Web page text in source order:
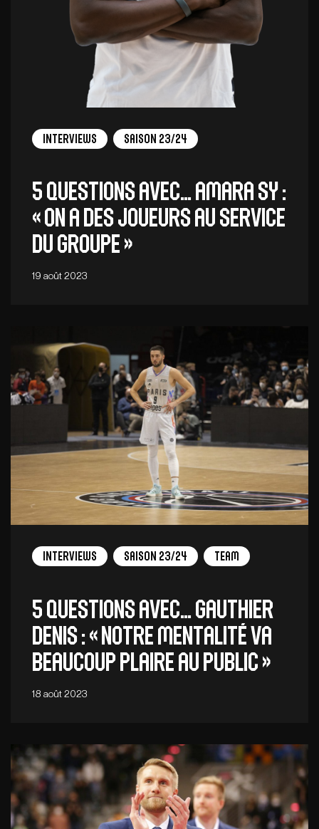
Interviews Saison 23/24
5 QUESTIONS AVEC… AMARA SY :
« On a des joueurs au service
du groupe »
19 août 2023
Interviews Saison 23/24 Team
5 QUESTIONS AVEC… GAUTHIER
DENIS : « Notre mentalité va
beaucoup plaire au public »
18 août 2023